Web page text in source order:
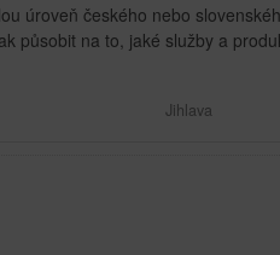
úroveň českého nebo
působit na to, jaké služby a
Jihlava